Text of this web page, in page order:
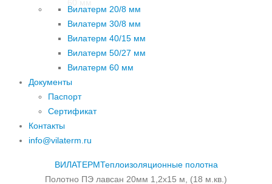
Вилатерм 20/8 мм
Вилатерм 30/8 мм
Вилатерм 40/15 мм
Вилатерм 50/27 мм
Вилатерм 60 мм
Документы
Паспорт
Сертификат
Контакты
info@vilaterm.ru
ВИЛАТЕРМТеплоизоляционные полотна
Полотно ПЭ лавсан 20мм 1,2х15 м, (18 м.кв.)